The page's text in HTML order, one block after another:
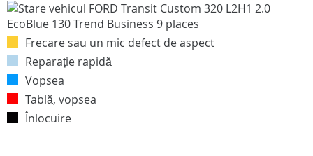
Frecare sau un mic defect de aspect
Reparație rapidă
Vopsea
Tablă, vopsea
Înlocuire